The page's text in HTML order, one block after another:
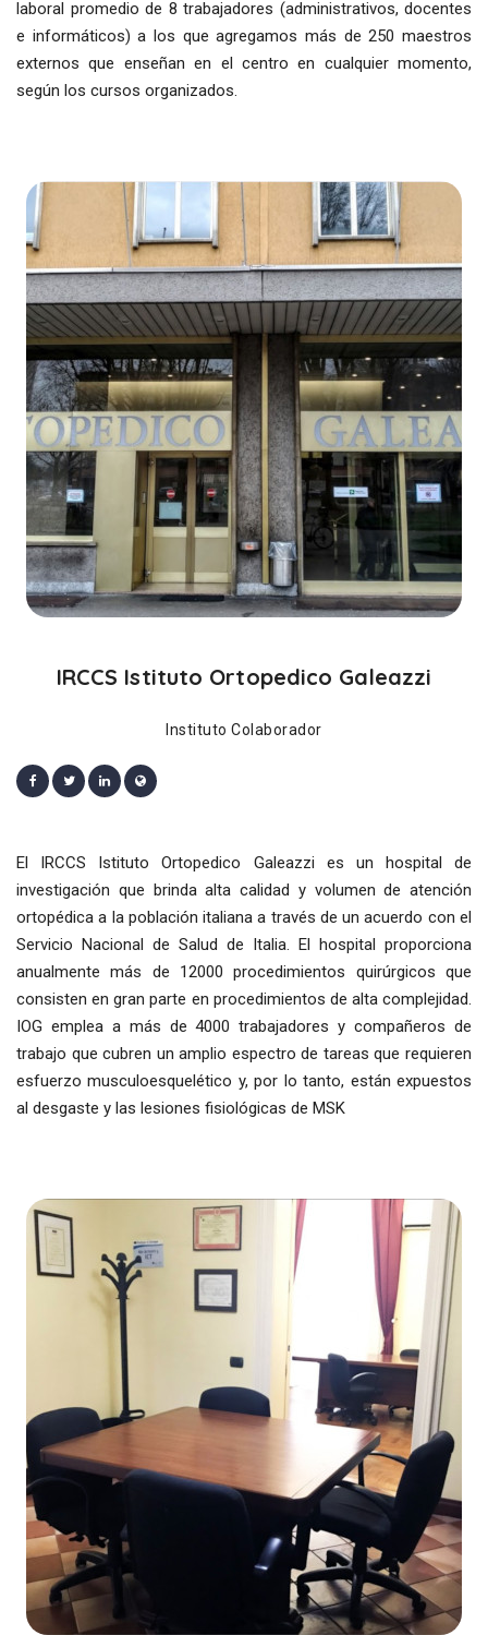
laboral promedio de 8 trabajadores (administrativos, docentes
e informáticos) a los que agregamos más de 250 maestros
externos que enseñan en el centro en cualquier momento,
según los cursos organizados.
IRCCS Istituto Ortopedico Galeazzi
Instituto Colaborador
El IRCCS Istituto Ortopedico Galeazzi es un hospital de
investigación que brinda alta calidad y volumen de atención
ortopédica a la población italiana a través de un acuerdo con el
Servicio Nacional de Salud de Italia. El hospital proporciona
anualmente más de 12000 procedimientos quirúrgicos que
consisten en gran parte en procedimientos de alta complejidad.
IOG emplea a más de 4000 trabajadores y compañeros de
trabajo que cubren un amplio espectro de tareas que requieren
esfuerzo musculoesquelético y, por lo tanto, están expuestos
al desgaste y las lesiones fisiológicas de MSK